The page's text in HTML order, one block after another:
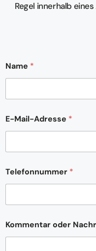
Regel innerhalb
Name *
E-Mail-Adresse *
Telefonnummer *
d
e
Kommentar oder